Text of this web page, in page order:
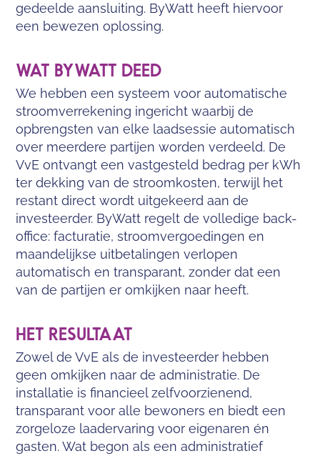
gedeelde aansluiting. ByWatt heeft hiervoor
een bewezen oplossing.
WAT BYWATT DEED
We hebben een systeem voor automatische
stroomverrekening ingericht waarbij de
opbrengsten van elke laadsessie automatisch
over meerdere partijen worden verdeeld. De
VvE ontvangt een vastgesteld bedrag per kWh
ter dekking van de stroomkosten, terwijl het
restant direct wordt uitgekeerd aan de
investeerder. ByWatt regelt de volledige back-
office: facturatie, stroomvergoedingen en
maandelijkse uitbetalingen verlopen
automatisch en transparant, zonder dat een
van de partijen er omkijken naar heeft.
HET RESULTAAT
Zowel de VvE als de investeerder hebben
geen omkijken naar de administratie. De
installatie is financieel zelfvoorzienend,
transparant voor alle bewoners en biedt een
zorgeloze laadervaring voor eigenaren én
gasten. Wat begon als een administratief